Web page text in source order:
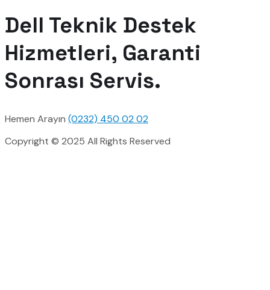
Dell Teknik Destek
Hizmetleri, Garanti
Sonrası Servis.
Hemen Arayın (0232) 450 02 02
Copyright © 2025 All Rights Reserved